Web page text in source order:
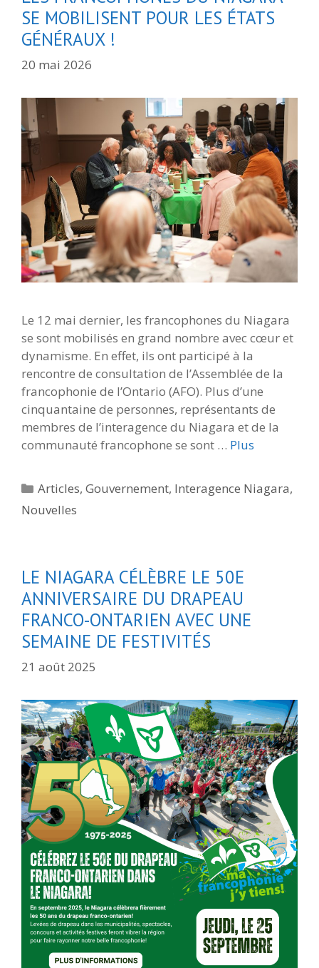
SE MOBILISENT POUR LES ÉTATS
GÉNÉRAUX !
20 mai 2026
Le 12 mai dernier, les francophones du Niagara
se sont mobilisés en grand nombre avec cœur et
dynamisme. En effet, ils ont participé à la
rencontre de consultation de l’Assemblée de la
francophonie de l’Ontario (AFO). Plus d’une
cinquantaine de personnes, représentants de
membres de l’interagence du Niagara et de la
communauté francophone se sont … Plus
Catégories
Articles,Gouvernement, Interagence Niagara,
Nouvelles
LE NIAGARA CÉLÈBRE LE 50E
ANNIVERSAIRE DU DRAPEAU
FRANCO-ONTARIEN AVEC UNE
SEMAINE DE FESTIVITÉS
21 août 2025